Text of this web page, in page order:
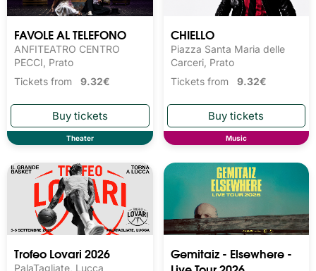
FAVOLE AL TELEFONO
ANFITEATRO CENTRO
PECCI, Prato
Tickets from 9.32€
Theater
CHIELLO
Piazza Santa Maria delle
Carceri, Prato
Tickets from 9.32€
Music
Trofeo Lovari 2026
PalaTagliate, Lucca
Gemitaiz - Elsewhere -